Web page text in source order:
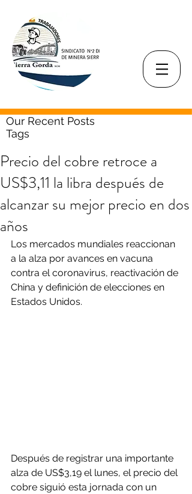
Our Recent Posts
Tags
Precio del cobre retroce a
US$3,11 la libra después de
alcanzar su mejor precio en dos
años
Los mercados mundiales reaccionan
a la alza por avances en vacuna
contra el coronavirus, reactivación de
China y definición de elecciones en
Estados Unidos.
Después de registrar una importante
alza de US$3,19 el lunes, el precio del
cobre siguió esta jornada con un